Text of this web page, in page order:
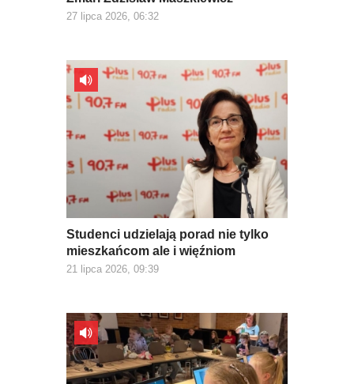
27 lipca 2026, 06:32
Studenci udzielają porad nie tylko
mieszkańcom ale i więźniom
21 lipca 2026, 09:39